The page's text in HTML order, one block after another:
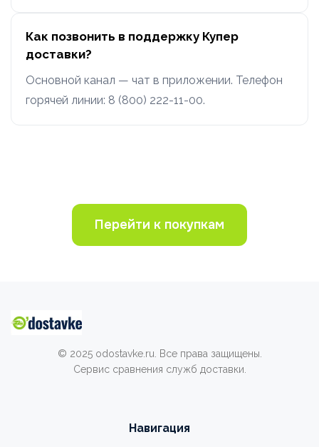
Как позвонить в поддержку Купер
доставки?
Основной канал — чат в приложении. Телефон
горячей линии: 8 (800) 222-11-00.
Перейти к покупкам
© 2025 odostavke.ru. Все права защищены.
Сервис сравнения служб доставки.
Навигация